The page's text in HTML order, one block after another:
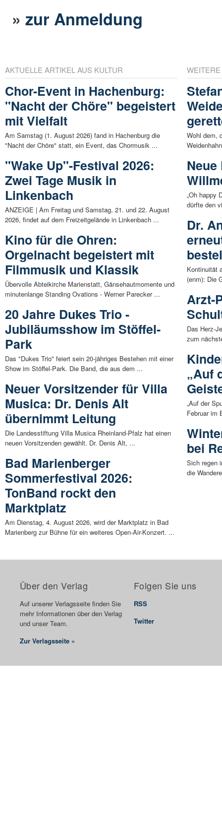
»zur Anmeldung
AKTUELLE ARTIKEL AUS KULTUR
Chor-Event in Hachenburg:
"Nacht der Chöre" begeistert
mit Vielfalt
Am Samstag (1. August 2026) fand in Hachenburg die
"Nacht der Chöre" statt, ein Event, das Chormusik ...
"Wake Up"-Festival 2026:
Zwei Tage Musik in
Linkenbach
ANZEIGE | Am Freitag und Samstag, 21. und 22. August
2026, findet auf dem Freizeitgelände in Linkenbach ...
Kino für die Ohren:
Orgelnacht begeistert mit
Filmmusik und Klassik
Übervolle Abteikirche Marienstatt, Gänsehautmomente und
minutenlange Standing Ovations - Werner Parecker ...
20 Jahre Dukes Trio -
Jubiläumsshow im Stöffel-
Park
Das "Dukes Trio" feiert sein 20-jähriges Bestehen mit einer
Show im Stöffel-Park. Die Band, die aus dem ...
Neuer Vorsitzender für Villa
Musica: Dr. Denis Alt
übernimmt Leitung
Die Landesstiftung Villa Musica Rheinland-Pfalz hat einen
neuen Vorsitzenden gewählt. Dr. Denis Alt, ...
Bad Marienberger
Sommerfestival 2026:
TonBand rockt den
Marktplatz
Am Dienstag, 4. August 2026, wird der Marktplatz in Bad
Marienberg zur Bühne für ein weiteres Open-Air-Konzert. ...
Wohl dem,
„Oh happy
dürfte den
Dr.
Kontinuität
(enm): Die
Arzt-
Das Herz-
zum
„Auf
„Auf der
Februar im
bei
Sich regen
die
Über den Verlag
Auf unserer Verlagsseite finden Sie
mehr Informationen über den Verlag
und unser Team.
Zur Verlagsseite »
Folgen Sie uns
RSS
Twitter